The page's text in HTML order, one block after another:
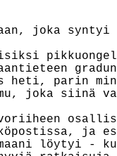
joka
heti, parin
joka siinä
löytyi -